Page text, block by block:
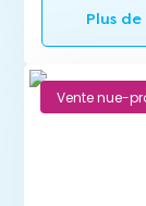
Plus
Vente nue-